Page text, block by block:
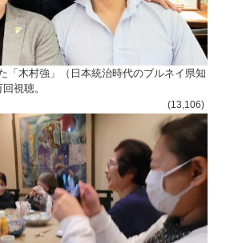
「木村強」（日本統治時代のブルネイ県知
視聴。
(13,106)